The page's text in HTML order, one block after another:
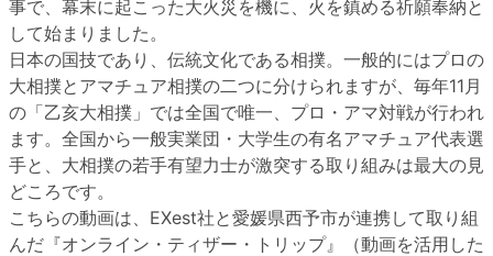
事で、幕末に起こった大火災を機に、火を鎮める祈願奉納と
して始まりました。
日本の国技であり、伝統文化である相撲。一般的にはプロの
大相撲とアマチュア相撲の二つに分けられますが、毎年11月
の「乙亥大相撲」では全国で唯一、プロ・アマ対戦が行われ
ます。全国から一般実業団・大学生の有名アマチュア代表選
手と、大相撲の若手有望力士が激突する取り組みは最大の見
どころです。
こちらの動画は、EXest社と愛媛県西予市が連携して取り組
んだ『オンライン・ティザー・トリップ』（動画を活用した